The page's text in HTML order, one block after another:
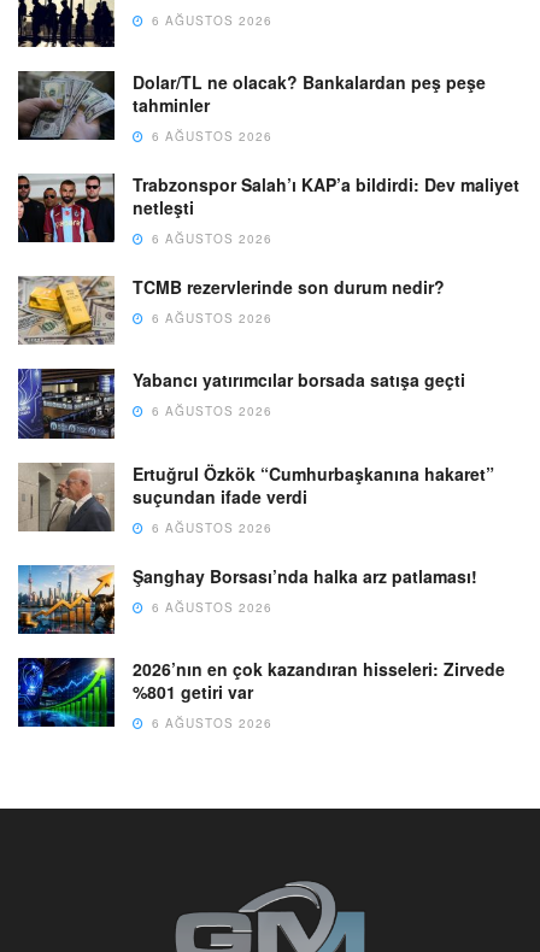
6 AĞUSTOS 2026
Dolar/TL ne olacak? Bankalardan peş peşe
tahminler
6 AĞUSTOS 2026
Trabzonspor Salah’ı KAP’a bildirdi: Dev maliyet
netleşti
6 AĞUSTOS 2026
TCMB rezervlerinde son durum nedir?
6 AĞUSTOS 2026
Yabancı yatırımcılar borsada satışa geçti
6 AĞUSTOS 2026
Ertuğrul Özkök “Cumhurbaşkanına hakaret”
suçundan ifade verdi
6 AĞUSTOS 2026
Şanghay Borsası’nda halka arz patlaması!
6 AĞUSTOS 2026
2026’nın en çok kazandıran hisseleri: Zirvede
%801 getiri var
6 AĞUSTOS 2026